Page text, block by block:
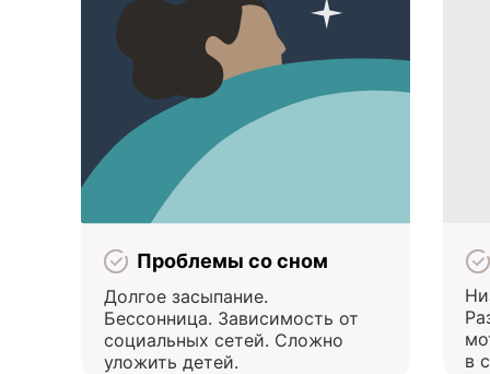
Проблемы со сном
Долгое засыпание.
Бессонница. Зависимость от
социальных сетей. Сложно
уложить детей.
в